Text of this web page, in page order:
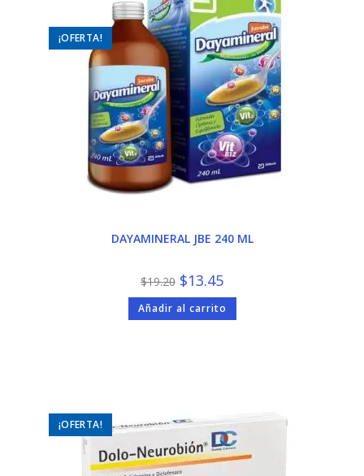
¡OFERTA!
DAYAMINERAL JBE 240 ML
$19.20 El
precio
original
era:
$19.20.
$13.45El
precio
actual
es:
$13.45.
Añadir al carrito
¡OFERTA!